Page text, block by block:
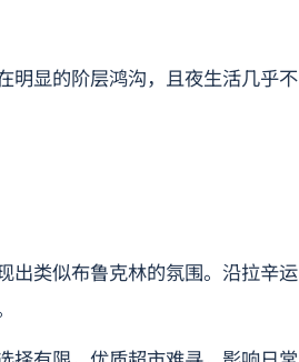
明显的阶层鸿沟，且夜生活几乎不
出类似布鲁克林的氛围。沿拉辛运